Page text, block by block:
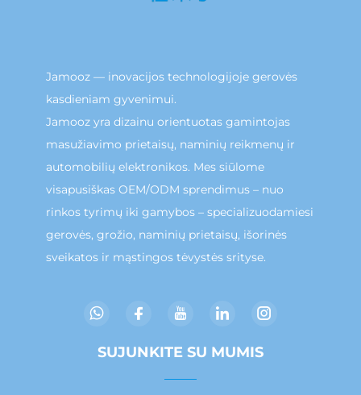
Jamooz — inovacijos technologijoje gerovės
kasdieniam gyvenimui.
Jamooz yra dizainu orientuotas gamintojas
masužiavimo prietaisų, naminių reikmenų ir
automobilių elektronikos. Mes siūlome
visapusiškas OEM/ODM sprendimus – nuo
rinkos tyrimų iki gamybos – specializuodamiesi
gerovės, grožio, naminių prietaisų, išorinės
sveikatos ir mąstingos tėvystės srityse.
SUJUNKITE SU MUMIS